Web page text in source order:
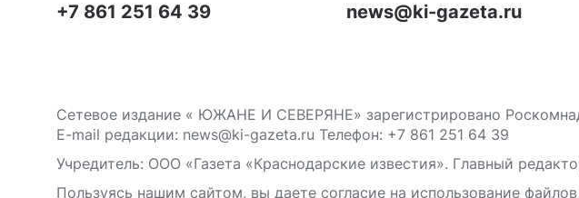
+7 861 251 64 39 news@ki-gazeta.ru
Сетевое издание « ЮЖАНЕ И СЕВЕРЯНЕ» зарегистрировано
E-mail редакции: news@ki-gazeta.ru Телефон: +7 861 251 64 39
Учредитель: ООО «Газета «Краснодарские известия». Главный
Пользуясь нашим сайтом, вы даете согласие на использование